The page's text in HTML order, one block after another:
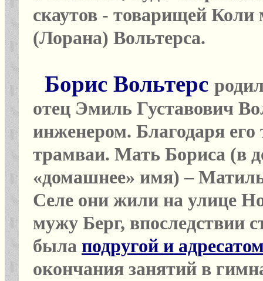
скаутов - товарищей
(Лорана) Вольтерса.
Борис Вольтерс
отец Эмиль Густавович
инженером. Благодаря
трамваи. Мать Бориса (в
«домашнее» имя) –
Селе они жили на улице
мужу Берг, впоследствии
была подругой и
окончания занятий в